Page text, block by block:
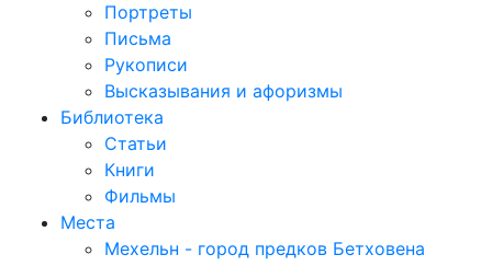
Портреты
Письма
Рукописи
Высказывания и афоризмы
Библиотека
Статьи
Книги
Фильмы
Места
Мехельн - город предков Бетховена